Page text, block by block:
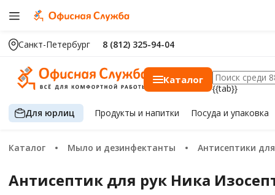
Санкт-Петербург 8 (812) 325-94-04
Каталог
{{tab}}
Для юрлиц Продуктыи напитки Посуда и упаковка
Каталог Мыло и дезинфектанты Антисептики
Антисептик для рук Ника